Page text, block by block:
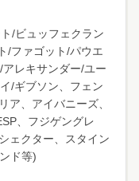
/ビュッフェクラン
/ファゴット/パウエ
レキサンダー/ユー
/ギブソン、フェン
ア、アイバニーズ、
、フジゲングレ
ェクター、スタイン
ド等)